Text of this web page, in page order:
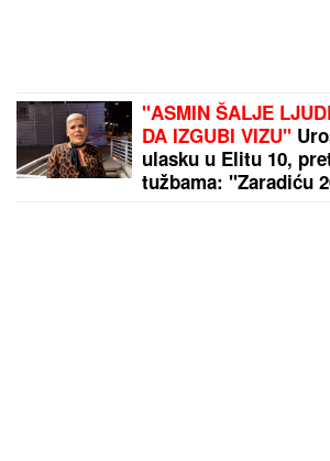
"ASMIN ŠALJE
DA IZGUBI VIZU"
ulasku u Elitu 10,
tužbama: "Zaradiću